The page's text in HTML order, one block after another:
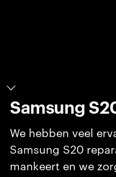
Samsung
We hebben veel
Samsung S20
mankeert en we